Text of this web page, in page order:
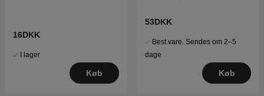
16DKK
I lager
Køb
53DKK
Best.vare. Sendes om 2–5
dage
Køb